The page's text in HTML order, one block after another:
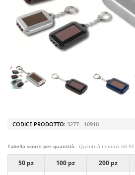
CODICE PRODOTTO: 3277 - 10910
Tabella sconti per quantità - Quantità minima 50 PZ
50 pz 100 pz 200 pz